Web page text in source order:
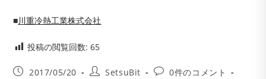
■川重冷熱工業株式会社
投稿の閲覧回数: 65
投
2017/05/20
投
SetsuBit
投
0件のコメント